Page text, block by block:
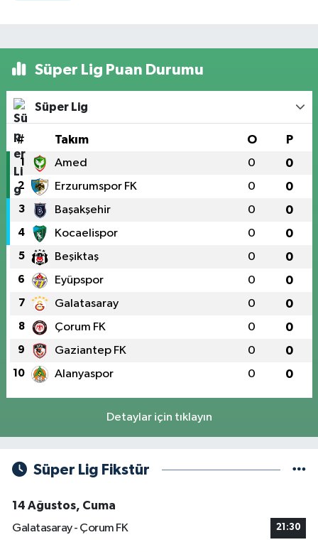
Süper Lig Puan Durumu
Süper Lig
# Takım O P
1 Amed 0 0
2 Erzurumspor FK 0 0
3 Başakşehir 0 0
4 Kocaelispor 0 0
5 Beşiktaş 0 0
6 Eyüpspor 0 0
7 Galatasaray 0 0
8 Çorum FK 0 0
9 Gaziantep FK 0 0
10 Alanyaspor 0 0
Detaylar için tıklayın
Süper Lig Fikstür
14 Ağustos, Cuma
Galatasaray - Çorum FK
21:30